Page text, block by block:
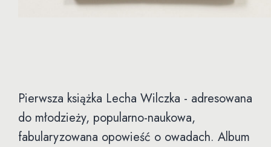
Pierwsza książka Lecha Wilczka - adresowana
do młodzieży, popularno-naukowa,
fabularyzowana opowieść o owadach. Album